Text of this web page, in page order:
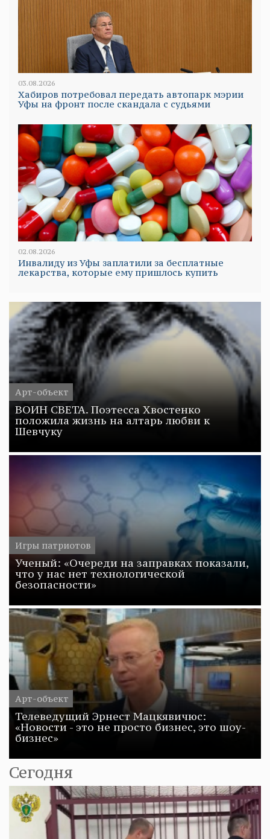
03.08.2026
Хабиров потребовал передать автопарк мэрии
Уфы на фронт после скандала с судьями
02.08.2026
Инвалиду из Уфы заплатили за бесплатные
лекарства, которые ему пришлось купить
Арт-объект
ВОИН СВЕТА. Поэтесса Хвостенко
положила жизнь на алтарь любви к
Шевчуку
Игры патриотов
Ученый: «Очереди на заправках показали,
что у нас нет технологической
безопасности»
Арт-объект
Телеведущий Эрнест Мацкявичюс:
«Новости - это не просто бизнес, это шоу-
бизнес»
Сегодня